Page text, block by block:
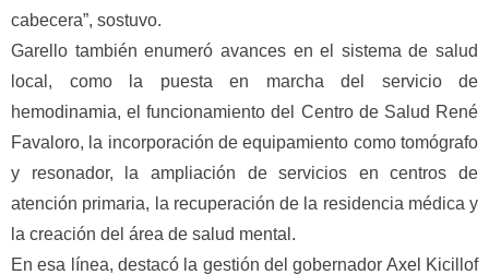
cabecera”, sostuvo.
Garello también enumeró avances en el sistema de salud
local, como la puesta en marcha del servicio de
hemodinamia, el funcionamiento del Centro de Salud René
Favaloro, la incorporación de equipamiento como tomógrafo
y resonador, la ampliación de servicios en centros de
atención primaria, la recuperación de la residencia médica y
la creación del área de salud mental.
En esa línea, destacó la gestión del gobernador Axel Kicillof